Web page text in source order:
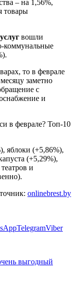
– на 1,56%,
товары
услуг вошли
коммунальные
то в феврале
заметно
с
и
яблоки (+5,86%),
(+5,29%),
и
onlinebrest.by
TelegramViber
выгодный